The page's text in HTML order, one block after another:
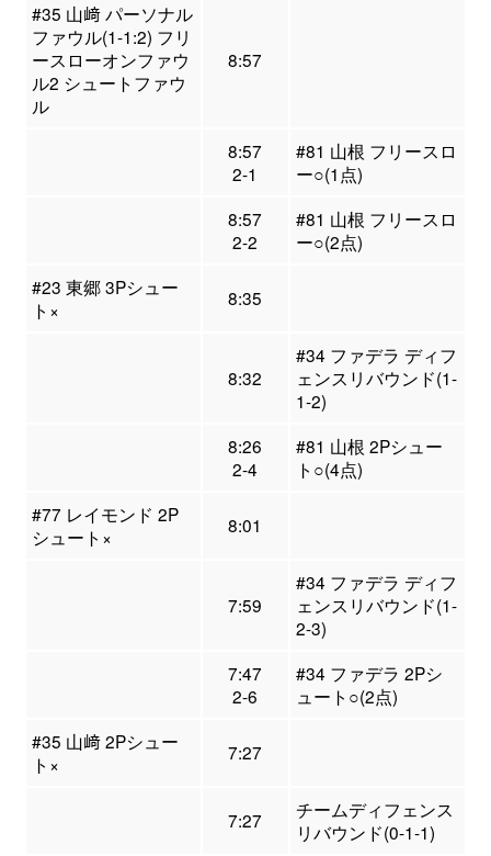
#35 山﨑 パーソナル
ファウル(1-1:2) フリ
ースローオンファウ
ル2 シュートファウ
ル
8:57
8:57
2-1
#81 山根 フリースロ
ー○(1点)
8:57
2-2
#81 山根 フリースロ
ー○(2点)
#23 東郷 3Pシュー
ト×
8:35
8:32
#34 ファデラ ディフ
ェンスリバウンド(1-
1-2)
8:26
2-4
#81 山根 2Pシュー
ト○(4点)
#77 レイモンド 2P
シュート×
8:01
7:59
#34 ファデラ ディフ
ェンスリバウンド(1-
2-3)
7:47
2-6
#34 ファデラ 2Pシ
ュート○(2点)
#35 山﨑 2Pシュー
ト×
7:27
7:27
チームディフェンス
リバウンド(0-1-1)